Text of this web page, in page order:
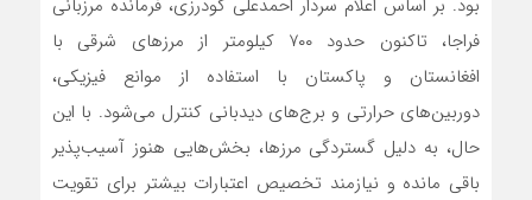
بود. بر اساس اعلام سردار احمدعلی گودرزی، فرمانده مرزبانی
فراجا، تاکنون حدود ۷۰۰ کیلومتر از مرزهای شرقی با
افغانستان و پاکستان با استفاده از موانع فیزیکی،
دوربین‌های حرارتی و برج‌های دیدبانی کنترل می‌شود. با این
حال، به دلیل گستردگی مرزها، بخش‌هایی هنوز آسیب‌پذیر
باقی مانده و نیازمند تخصیص اعتبارات بیشتر برای تقویت